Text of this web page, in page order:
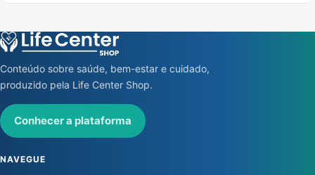
Conteúdo sobre saúde, bem-estar e cuidado,
produzido pela Life Center Shop.
Conhecer a plataforma
NAVEGUE